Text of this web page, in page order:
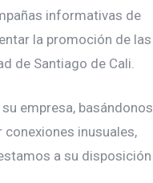
informativas de
la promoción de las
de Santiago de Cali.
empresa, basándonos
conexiones inusuales,
a su disposición